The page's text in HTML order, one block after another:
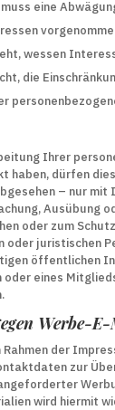
eine
wessen
die
Ihrer
haben, dürfen
– nur mit
Ausübung
oder zum
oder juristischen
öffentlichen
oder eines
Werbe-
Rahmen der
zur
wird hiermit